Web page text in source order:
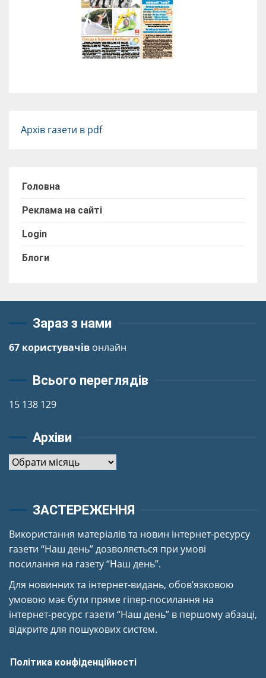
Архів газети в pdf
Головна
Реклама на сайті
Login
Блоги
Зараз з нами
67 користувачів онлайн
Всього переглядів
15 138 129
Архіви
Архіви
ЗАСТЕРЕЖЕННЯ
Використання матеріалів та новин інтернет-ресурсу
газети “Наш день” дозволяється при умові
посилання на газету “Наш день”.
Для новинних та інтернет-видань, обов’язковою
умовою має бути пряме гіпер-посилання на
інтернет-ресурс газети “Наш день” в першому абзаці,
відкрите для пошукових систем.
Політика конфіденційності